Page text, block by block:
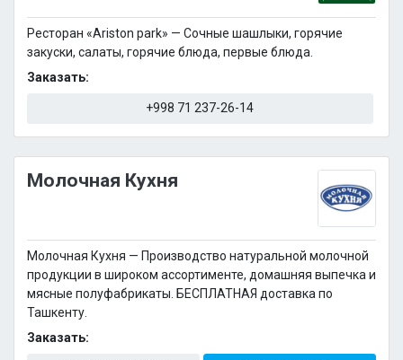
Ресторан «Ariston park» — Сочные шашлыки, горячие
закуски, салаты, горячие блюда, первые блюда.
Заказать:
+998 71 237-26-14
Молочная Кухня
Молочная Кухня — Производство натуральной молочной
продукции в широком ассортименте, домашняя выпечка и
мясные полуфабрикаты. БЕСПЛАТНАЯ доставка по
Ташкенту.
Заказать: